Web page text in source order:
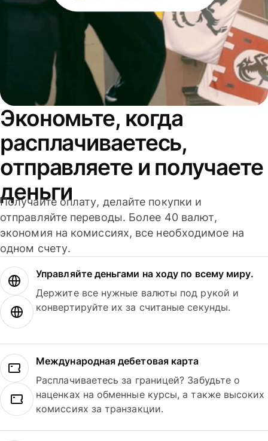
Экономьте, когда
расплачиваетесь,
отправляете и получаете
деньги
Получайте оплату, делайте покупки и
отправляйте переводы. Более 40 валют,
экономия на комиссиях, все необходимое на
одном счету.
Управляйте деньгами на ходу по всему миру.
Держите все нужные валюты под рукой и
конвертируйте их за считаные секунды.
Международная дебетовая карта
Расплачиваетесь за границей? Забудьте о
наценках на обменные курсы, а также высоких
комиссиях за транзакции.